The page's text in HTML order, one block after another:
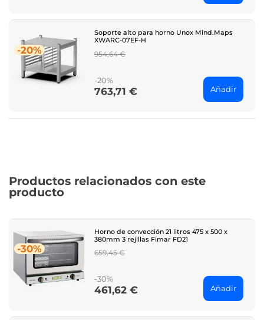
-20%
Soporte alto para horno Unox Mind.Maps
XWARC-07EF-H
Regular
954,64 €
-20%
Price
763,71 € Añadir
Productos relacionados con este
producto
-30%
Horno de convección 21 litros 475 x 500 x
380mm 3 rejillas Fimar FD21
Regular
659,45 €
-30%
Price
461,62 € Añadir